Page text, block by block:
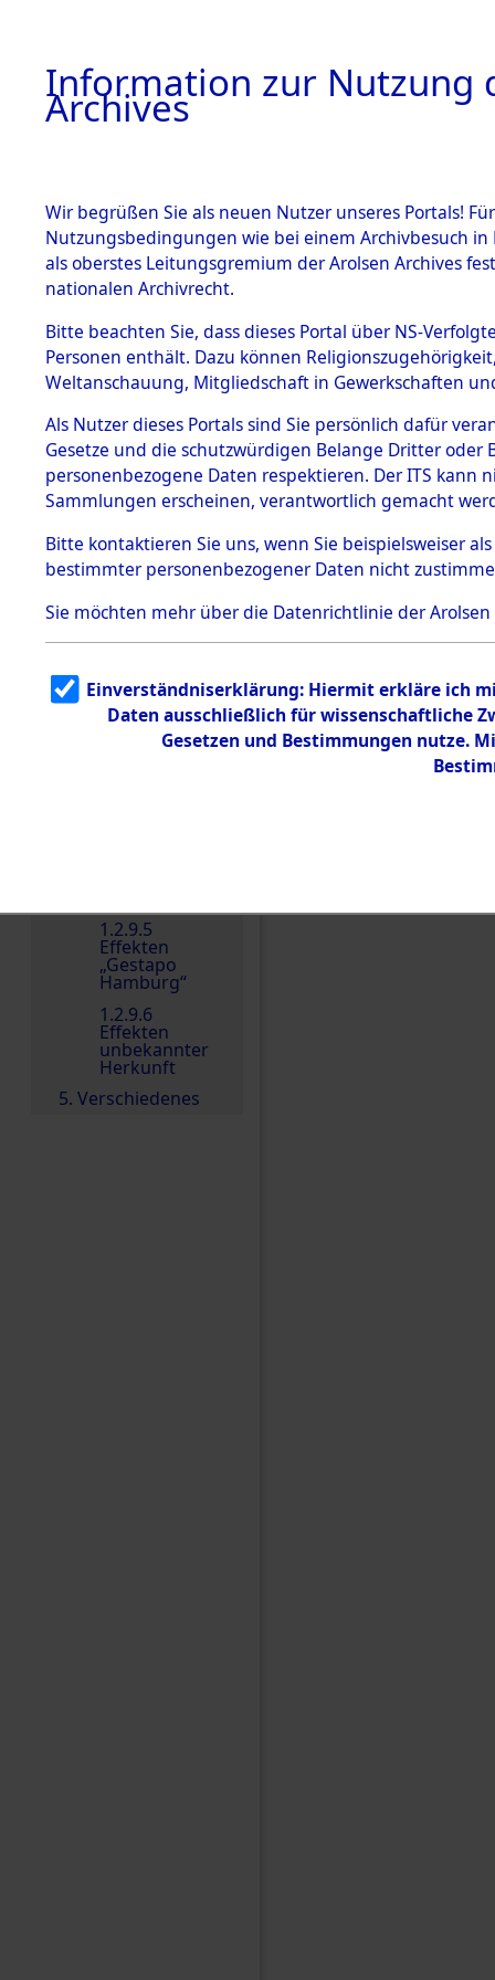
BESTÄNDE
1.
Inhaftierungsdoku
mente
1.2.9 Beim ITS
Effekten
1.2.9.1
Effekten aus
dem KZ
Dachau
1.2.9.2
Effekten aus
dem KZ
Bayerisches
1.2.9.3
Effekten aus
dem KZ
Neuengamm
1.2.9.5
Effekten
„Gestapo
Hamburg“
1.2.9.6
Effekten
unbekannter
Herkunft
5. Verschiedenes
0006
Einen Kommentar
Information zur Nutzung
Archives
Wir begrüßen Sie als neuen Nutzer unseres Portals!
Nutzungsbedingungen wie bei einem Archivbesuch
als oberstes Leitungsgremium der Arolsen Archives
nationalen Archivrecht.
Bitte beachten Sie, dass dieses Portal über NS-
Personen enthält. Dazu können
Weltanschauung, Mitgliedschaft in Gewerkschaften
Als Nutzer dieses Portals sind Sie persönlich dafür
Gesetze und die schutzwürdigen Belange Dritter
personenbezogene Daten respektieren. Der ITS
Sammlungen erscheinen, verantwortlich gemacht
Bitte kontaktieren Sie uns, wenn Sie beispielsweiser
bestimmter personenbezogener Daten nicht
Sie möchten mehr über die Datenrichtlinie der Arolsen
Einverständniserklärung: Hiermit erkläre ich
Daten ausschließlich für wissenschaftliche
Gesetzen und Bestimmungen nutze.